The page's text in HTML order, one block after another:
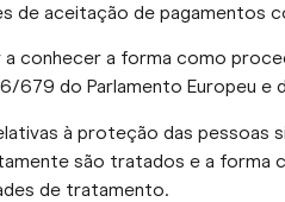
de aceitação de
a conhecer a forma como
679 do Parlamento Europeu e
à proteção das
são tratados e a
de tratamento.